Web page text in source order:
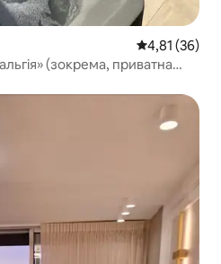
Середня
4,81 (36)
(зокрема, приватна